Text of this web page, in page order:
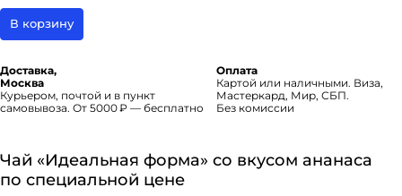
В корзину
Доставка,
Москва
Курьером, почтой и в пункт
самовывоза. От 5000 ₽ — бесплатно
Оплата
Картой или наличными. Виза,
Мастеркард, Мир, СБП.
Без комиссии
Чай «Идеальная форма» со вкусом ананаса
по специальной цене